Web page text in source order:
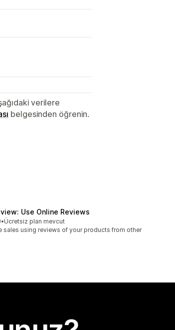
verilere
belgesinden öğrenin.
Use Online Reviews
üzerinden
değerlendirme
•Ücretsiz plan mevcut
sales using reviews of your products from other